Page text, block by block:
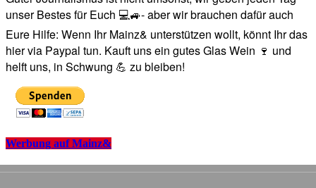
unser Bestes für Euch 💻🚙- aber wir brauchen dafür auch
Eure Hilfe: Wenn Ihr Mainz& unterstützen wollt, könnt Ihr das
hier via Paypal tun. Kauft uns ein gutes Glas Wein 🍷 und
helft uns, in Schwung 💪 zu bleiben!
Werbung auf Mainz&